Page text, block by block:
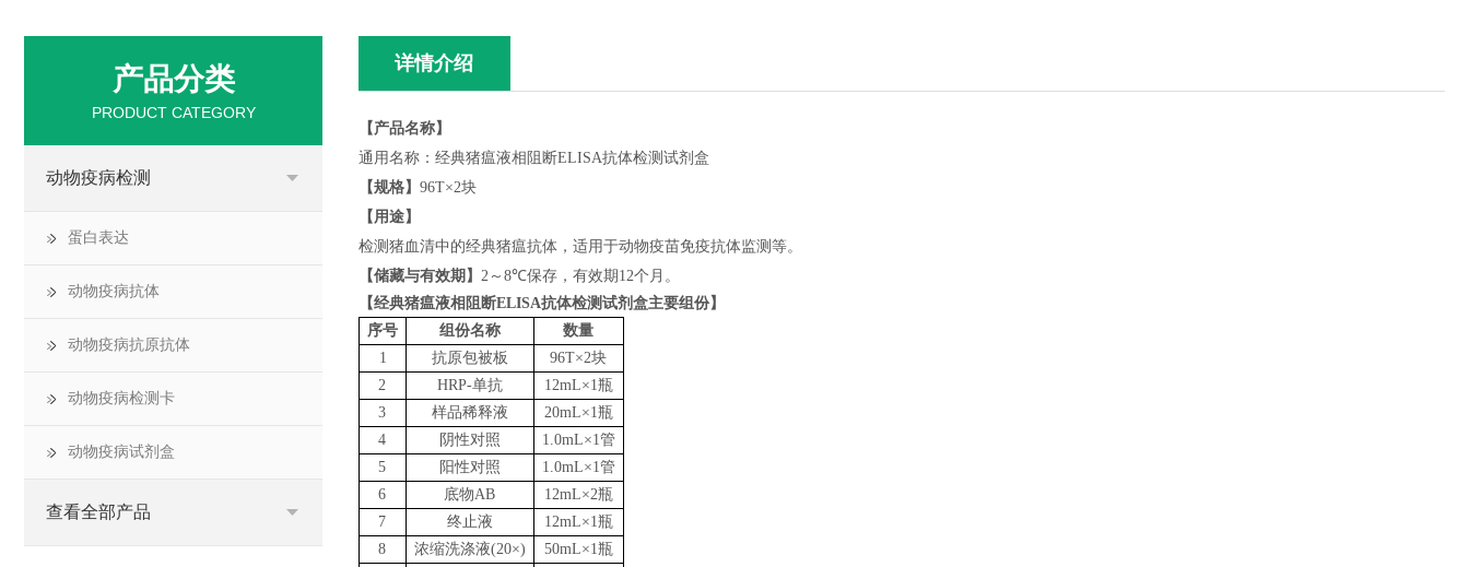
详情介绍
【产品名称】
通用名称： 经典猪瘟液相阻断ELISA抗体检测 试剂盒
【规格】 96T×2块
【用途】
检测 猪血清中的经典猪瘟抗体，适用于动物疫苗免疫抗体监测 等。
【储藏与有效期】 2～ 8℃保存，有效期 12个月。
【经典猪瘟液相阻断ELISA抗体检测试剂盒主要组份】
序号
组份名称
数量
1
抗原包被板 96T×2块
2
HRP-单抗 12mL×1瓶
3
样品稀释液 20mL×1瓶
4
阴性对照 1.0mL×1管
5
阳性对照 1.0mL×1管
6
底物AB 12mL×2瓶
7
终止液 12mL×1瓶
8
浓缩洗涤液(20×) 50mL×1瓶
产品分类
PRODUCT CATEGORY
动物疫病检测
蛋白表达
动物疫病抗体
动物疫病抗原抗体
动物疫病检测卡
动物疫病试剂盒
查看全部产品